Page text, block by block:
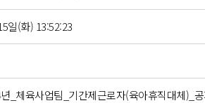
일(화) 13:52:23
_체육사업팀_기간제근로자(육아휴직대체)_